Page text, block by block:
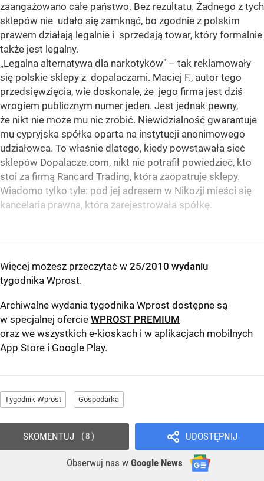
zaangażowano całe państwo. Bez rezultatu. Żadnego z tych
sklepów nie udało się zamknąć, bo zgodnie z polskim
prawem działają legalnie i sprzedają towar, który formalnie
także jest legalny.
„Legalna alternatywa dla narkotyków" – tak reklamowały
się polskie sklepy z dopalaczami. Maciej F., autor tego
przedsięwzięcia, wie doskonale, że jego firma jest dziś
wrogiem publicznym numer jeden. Jest jednak pewny,
że nikt nie może mu nic zrobić. Niewidzialność gwarantuje
mu cypryjska spółka oparta na instytucji anonimowego
udziałowca. To właśnie dlatego, kiedy powstawała sieć
sklepów Dopalacze.com, nikt nie potrafił powiedzieć, kto
stoi za firmą Rancard Trading, która zaopatruje sklepy.
Wiadomo tylko tyle: pod jej adresem w Nikozji mieści się
kancelaria prawna, która zarejestrowała spółkę.
Więcej możesz przeczytać w 25/2010 wydaniu
tygodnika Wprost.
Archiwalne wydania tygodnika Wprost dostępne są
w specjalnej ofercie WPROST PREMIUM
oraz we wszystkich e-kioskach i w aplikacjach mobilnych
App Store i Google Play.
Tygodnik Wprost Gospodarka
UDOSTĘPNIJ
Obserwuj nas w Google News
SKOMENTUJ 8